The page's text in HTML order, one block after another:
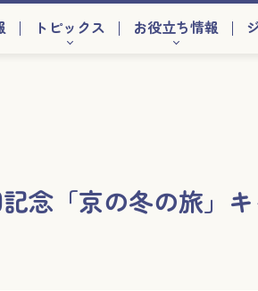
トピックス お役立ち情報
念「京の冬の旅」